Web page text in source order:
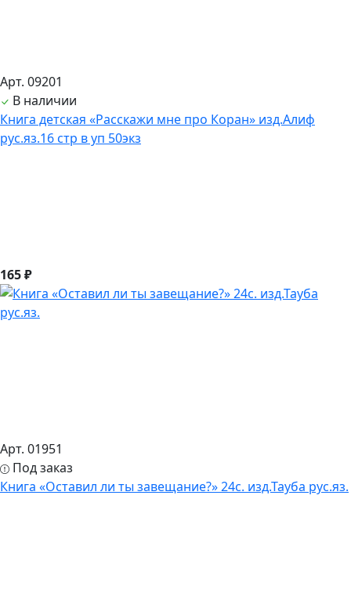
Арт. 09201
В наличии
Книга детская «Расскажи мне про Коран» изд.Алиф
рус.яз.16 стр в уп 50экз
165 ₽
Арт. 01951
Под заказ
Книга «Оставил ли ты завещание?» 24с. изд.Тауба рус.яз.